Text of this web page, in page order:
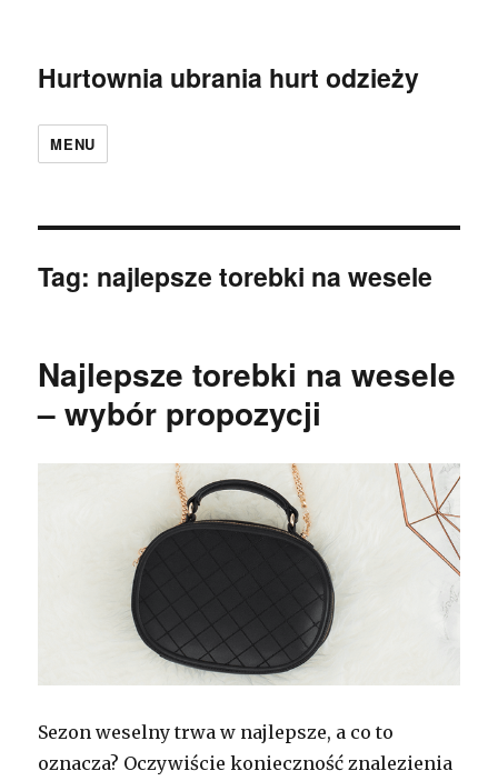
Hurtownia ubrania hurt odzieży
MENU
Tag: najlepsze torebki na wesele
Najlepsze torebki na wesele
– wybór propozycji
Sezon weselny trwa w najlepsze, a co to
oznacza? Oczywiście konieczność znalezienia